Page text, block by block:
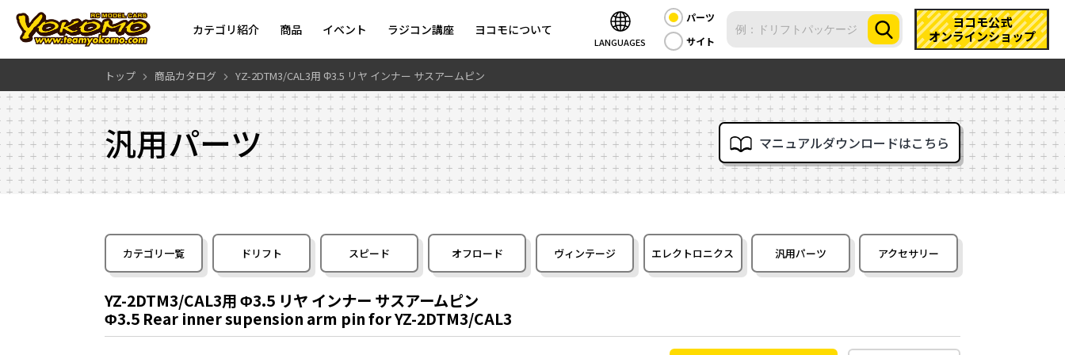
カテゴリ紹介 商品 イベント ラジコン講座 ヨコモについて
LANGUAGES
パーツ
サイト
ヨコモ公式
オンラインショップ
トップ 商品カタログ YZ-2DTM3/CAL3用 Φ3.5 リヤ インナー サスアームピン
汎用パーツ マニュアルダウンロードはこちら
カテゴリ一覧 ドリフト スピード オフロード ヴィンテージ エレクトロニクス 汎用パーツ アクセサリー
YZ-2DTM3/CAL3用 Φ3.5 リヤ インナー サスアームピン
Φ3.5 Rear inner supension arm pin for YZ-2DTM3/CAL3